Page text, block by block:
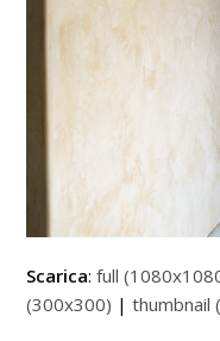
Scarica:full
(300x300) |thumbnail